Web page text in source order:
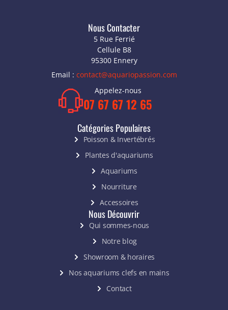
Nous Contacter
5 Rue Ferrié
Cellule B8
95300 Ennery
Email : contact@aquariopassion.com
Appelez-nous
07 67 67 12 65
Catégories Populaires
Poisson & Invertébrés
Plantes d'aquariums
Aquariums
Nourriture
Accessoires
Nous Découvrir
Qui sommes-nous
Notre blog
Showroom & horaires
Nos aquariums clefs en mains
Contact